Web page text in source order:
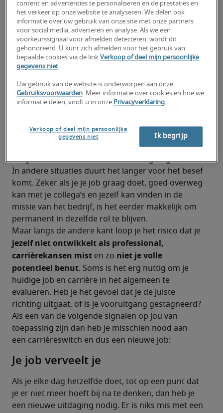
Het bedrijf heeft het moeilijk
Headhunters hebben je gevonden
Hoe weet je of je al te lang dezelfde job
hebt? Tot op zekere hoogte vertrouw je best op
je instinct; soms wéét je gewoon dat het tijd is
om je carrière over een andere boeg te gooien.
In andere situaties duurt het langer voor het besef
komt. Zeker als je je job graag doet, goed overweg
kan met je collega’s en jezelf kan vinden in de
missie van het bedrijf, is het eerder makkelijk om
permanent in dezelfde rol te blijven.
jezelf niet ontwikkelt als professional,
carrièrekansen mist en zo niet je volle
potentieel benut. Soms is het erg nuttig om je
huidige job en carrière in het algemeen te
evalueren. Heb je het gevoel dat je de juiste
richting uitgaat, of is je vooruitgang gestagneerd?
Als een van de volgende signalen op jou van
toepassing zijn dan heb je misschien nood aan
een carrièreswitch en dus een nieuwe job:
Je job verveelt je
Als je elke dag hetzelfde doet, tot op een punt dat
je er niet meer hoeft bij na te denken, dan heb je
een nieuwe uitdaging nodig. Er is niks mis met een
content en advertenties te personaliseren en de prestaties en
het verkeer op onze website te analyseren. We delen ook
informatie over uw gebruik van onze site met onze partners
voor social media, adverteren en analyse. Als we een
voorkeurssignaal voor afmelden detecteren, wordt dit
gehonoreerd. U kunt zich afmelden voor het gebruik van
bepaalde cookies via de link Verkoop of deel mijn persoonlijke
gegevens niet.
Uw gebruik van de website is onderworpen aan onze
Gebruiksvoorwaarden. Meer informatie over cookies en hoe we
informatie delen, vindt u in onze Privacyverklaring.
Verkoop of deel mijn persoonlijke
gegevens niet
Ik begrijp